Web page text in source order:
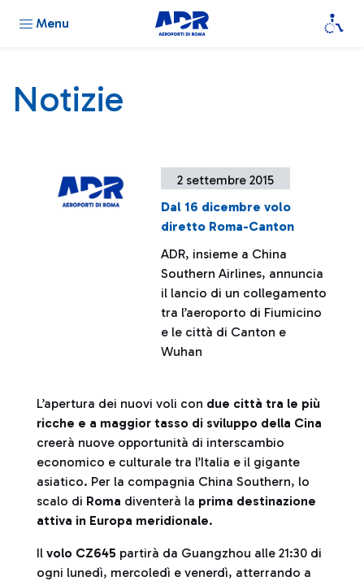
Menu
Notizie
2 settembre 2015
Dal 16 dicembre volo
diretto Roma-Canton
ADR, insieme a China
Southern Airlines, annuncia
il lancio di un collegamento
tra l’aeroporto di Fiumicino
e le città di Canton e
Wuhan
L’apertura dei nuovi voli con due città tra le più
ricche e a maggior tasso di sviluppo della Cina
creerà nuove opportunità di interscambio
economico e culturale tra l’Italia e il gigante
asiatico. Per la compagnia China Southern, lo
scalo di Roma diventerà la prima destinazione
attiva in Europa meridionale.
Il volo CZ645 partirà da Guangzhou alle 21:30 di
ogni lunedì, mercoledì e venerdì, atterrando a